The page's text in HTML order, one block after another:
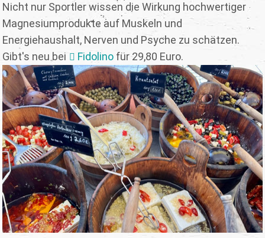
Nicht nur Sportler wissen die Wirkung hochwertiger
Magnesiumprodukte auf Muskeln und
Energiehaushalt, Nerven und Psyche zu schätzen.
Gibt's neu bei
Fidolinofür 29,80 Euro.